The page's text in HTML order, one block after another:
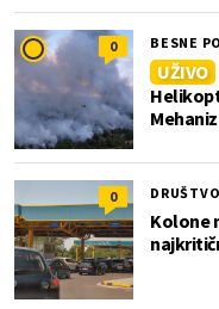
0 BESNE
UŽIVO
0 DRUŠTVO
Kolone